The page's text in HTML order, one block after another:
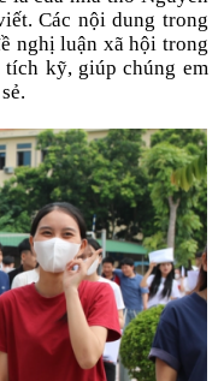
Các nội dung trong
nghị luận xã hội trong
kỹ, giúp chúng em